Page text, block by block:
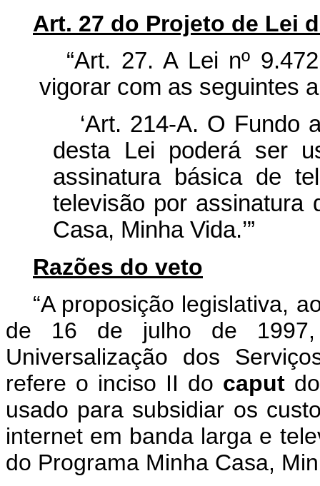
Art. 27 do Projeto de Lei
“Art. 27. A Lei nº
vigorar com as seguintes
‘Art. 214-A. O Fundo
desta Lei poderá ser
assinatura básica de
televisão por assinatura
Casa, Minha Vida.’”
Razões do veto
“A proposição legislativa,
de 16 de julho de 1997,
Universalização dos
refere o inciso II do caputdo
usado para subsidiar os
internet em banda larga e
do Programa Minha Casa,